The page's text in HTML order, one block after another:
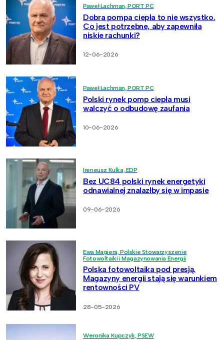
Paweł Lachman, PORT PC
Dobra pompa ciepła to nie wszystko.
Co jest potrzebne, aby zapewniła
niskie rachunki?
12-06-2026
Paweł Lachman, PORT PC
Polski rynek pomp ciepła musi
walczyć o odbudowę zaufania
10-06-2026
Ireneusz Kulka, EDP
Bez UC84 polski rynek energetyki
odnawialnej znalazłby się w impasie
09-06-2026
Ewa Magiera, Polskie Stowarzyszenie
Fotowoltaiki i Magazynowania Energii
Polska fotowoltaika pod presją.
Magazyny energii stają się warunkiem
rentowności PV
28-05-2026
Weronika Kupczyk, PSEW